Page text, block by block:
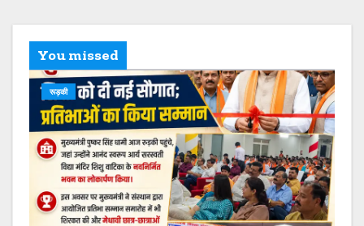
You missed
रूड़की